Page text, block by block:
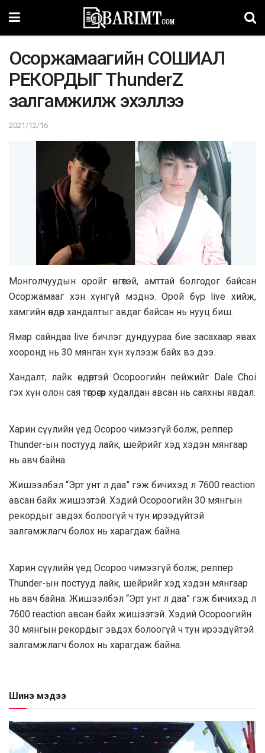
Осоржамаагийн СОШИАЛ
РЕКОРДЫГ ThunderZ
залгамжилж эхэллээ
2021/12/16
Монголчуудын оройг өнгөтэй, амттай болгодог байсан
Осоржамааг хэн хүнгүй мэднэ. Орой бүр live хийж,
хамгийн өндөр хандалтыг авдаг байсан нь нууц биш.
Ямар сайндаа live бичлэг дундуураа бие засахаар явах
хооронд нь 30 мянган хүн хүлээж байх вэ дээ.
Хандалт, лайк өндөртэй Осороогийн пейжийг Dale Choi
гэх хүн олон сая төгрөгөөр худалдан авсан нь саяхны явдал.
Харин сүүлийн үед Осороо чимээгүй болж, реппер
Thunder-ын постууд лайк, шейрийг хэд хэдэн мянгаар
нь авч байна.
Жишээлбэл “Эрт унт л даа” гэж бичихэд л 7600 reaction
авсан байх жишээтэй. Хэдий Осороогийн 30 мянгын
рекордыг эвдэх болоогүй ч тун ирээдүйтэй
залгамжлагч болох нь харагдаж байна.
Харин сүүлийн үед Осороо чимээгүй болж, реппер
Thunder-ын постууд лайк, шейрийг хэд хэдэн мянгаар
нь авч байна. Жишээлбэл “Эрт унт л даа” гэж бичихэд л
7600 reaction авсан байх жишээтэй. Хэдий Осороогийн
30 мянгын рекордыг эвдэх болоогүй ч тун ирээдүйтэй
залгамжлагч болох нь харагдаж байна.
Шинэ мэдээ